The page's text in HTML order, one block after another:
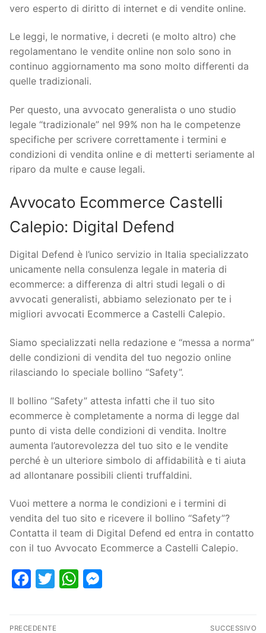
vero esperto di diritto di internet e di vendite online.
Le leggi, le normative, i decreti (e molto altro) che
regolamentano le vendite online non solo sono in
continuo aggiornamento ma sono molto differenti da
quelle tradizionali.
Per questo, una avvocato generalista o uno studio
legale “tradizionale” nel 99% non ha le competenze
specifiche per scrivere correttamente i termini e
condizioni di vendita online e di metterti seriamente al
riparo da multe e cause legali.
Avvocato Ecommerce Castelli
Calepio: Digital Defend
Digital Defend è l’unico servizio in Italia specializzato
unicamente nella consulenza legale in materia di
ecommerce: a differenza di altri studi legali o di
avvocati generalisti, abbiamo selezionato per te i
migliori avvocati Ecommerce a Castelli Calepio.
Siamo specializzati nella redazione e “messa a norma”
delle condizioni di vendita del tuo negozio online
rilasciando lo speciale bollino “Safety”.
Il bollino “Safety” attesta infatti che il tuo sito
ecommerce è completamente a norma di legge dal
punto di vista delle condizioni di vendita. Inoltre
aumenta l’autorevolezza del tuo sito e le vendite
perché è un ulteriore simbolo di affidabilità e ti aiuta
ad allontanare possibili clienti truffaldini.
Vuoi mettere a norma le condizioni e i termini di
vendita del tuo sito e ricevere il bollino “Safety”?
Contatta il team di Digital Defend ed entra in contatto
con il tuo Avvocato Ecommerce a Castelli Calepio.
Facebook
TwitterWhatsApp
PRECEDENTE SUCCESSIVO